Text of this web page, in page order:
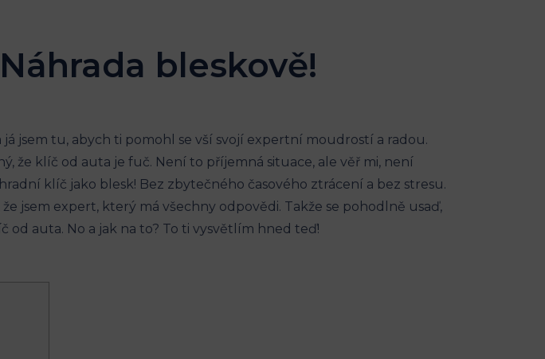
bleskově!
⁣já jsem tu, abych⁢ ti pomohl ⁢se vší svojí expertní moudrostí a radou.
že klíč od auta je fuč. Není⁣ to ‌příjemná situace, ale‍ věř mi, ⁢není
klíč jako blesk!⁤ Bez ‍zbytečného časového‍ ztrácení⁣ a bez stresu.
jsem expert, který‍ má všechny⁤ odpovědi. Takže se pohodlně usaď,
auta. No‍ a jak na to? To ‍ti ‌vysvětlím hned‍ teď!